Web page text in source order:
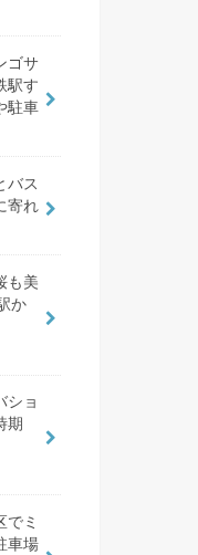
ゴサ
駅す
駐車
バス
寄れ
も美
か
ショ
期
でミ
車場